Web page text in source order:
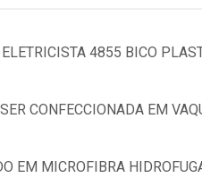
4855 BICO
CONFECCIONADA EM
EM MICROFIBRA